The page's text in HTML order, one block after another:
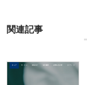
関連記事